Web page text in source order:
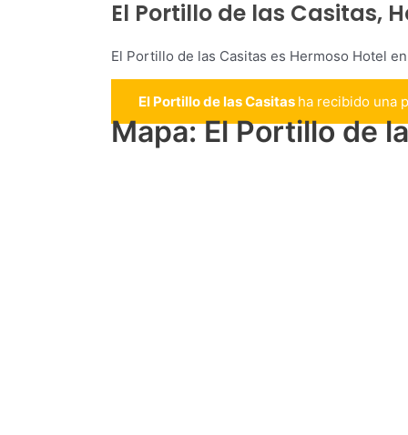
El Portillo de las Casitas,
El Portillo de las Casitas es Hermoso Hotel
El Portillo de las Casitas ha recibido una
Mapa: El Portillo de